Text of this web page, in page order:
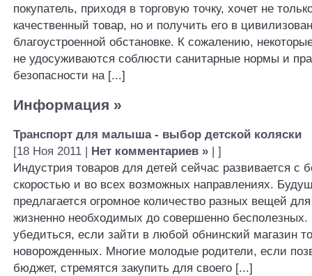
покупатель, приходя в торговую точку, хочет не
качественный товар, но и получить его в
благоустроенной обстановке. К сожалению,
не удосуживаются соблюсти санитарные нормы и
безопасности на [...]
Информация »
Транспорт для малыша - выбор детской коляски
[18 Ноя 2011 |
Нет комментариев » | ]
Индустрия товаров для детей сейчас развивается с
скоростью и во всех возможных направлениях.
предлагается огромное количество разных вещей
жизненно необходимых до совершенно бесполезных.
убедиться, если зайти в любой обнинский магазин
новорожденных. Многие молодые родители, если
бюджет, стремятся закупить для своего [...]